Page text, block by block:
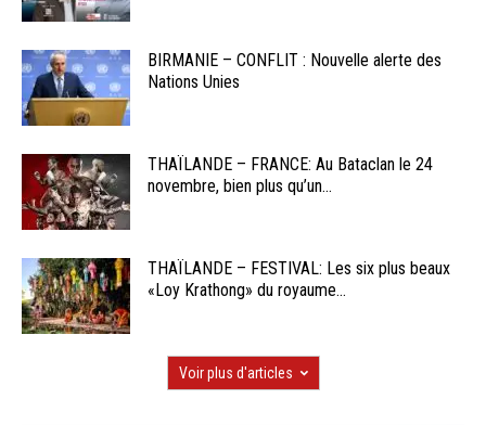
BIRMANIE – CONFLIT : Nouvelle alerte des
Nations Unies
THAÏLANDE – FRANCE: Au Bataclan le 24
novembre, bien plus qu’un...
THAÏLANDE – FESTIVAL: Les six plus beaux
«Loy Krathong» du royaume...
Voir plus d'articles